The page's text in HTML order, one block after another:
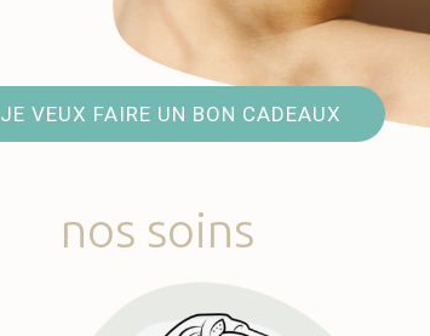
JE VEUX FAIRE UN BON CADEAUX
nos soins